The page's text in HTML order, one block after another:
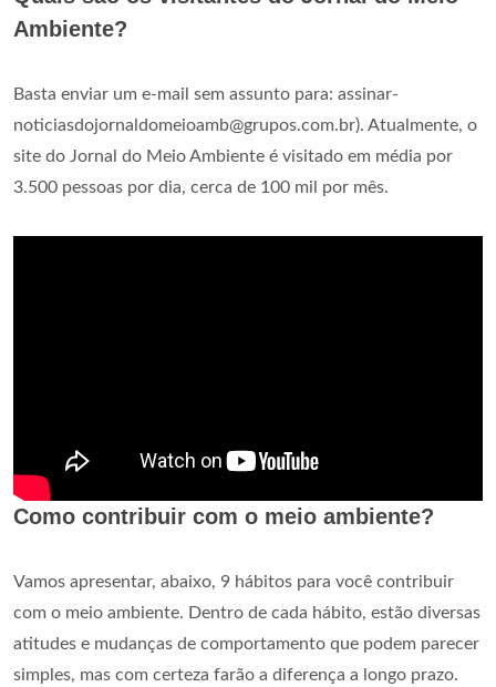
Ambiente?
Basta enviar um e-mail sem assunto para: assinar-
noticiasdojornaldomeioamb@grupos.com.br). Atualmente, o
site do Jornal do Meio Ambiente é visitado em média por
3.500 pessoas por dia, cerca de 100 mil por mês.
Como contribuir com o meio ambiente?
Vamos apresentar, abaixo, 9 hábitos para você contribuir
com o meio ambiente. Dentro de cada hábito, estão diversas
atitudes e mudanças de comportamento que podem parecer
simples, mas com certeza farão a diferença a longo prazo.